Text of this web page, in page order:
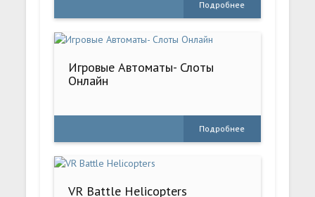
Подробнее
Игровые Автоматы- Слоты
Онлайн
Подробнее
VR Battle Helicopters